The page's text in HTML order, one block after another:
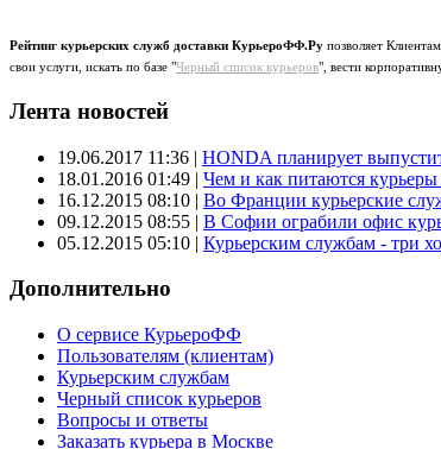
Рейтинг курьерских служб доставки КурьероФФ.Ру позволяет
свои услуги, искать по базе "Черный список курьеров", вести
Лента новостей
19.06.2017 11:36 | HONDA планирует
18.01.2016 01:49 | Чем и как питаются
16.12.2015 08:10 | Во Франции курьерские
09.12.2015 08:55 | В Софии ограбили офис
05.12.2015 05:10 | Курьерским службам - три
Дополнительно
О сервисе КурьероФФ
Пользователям (клиентам)
Курьерским службам
Черный список курьеров
Вопросы и ответы
Заказать курьера в Москве